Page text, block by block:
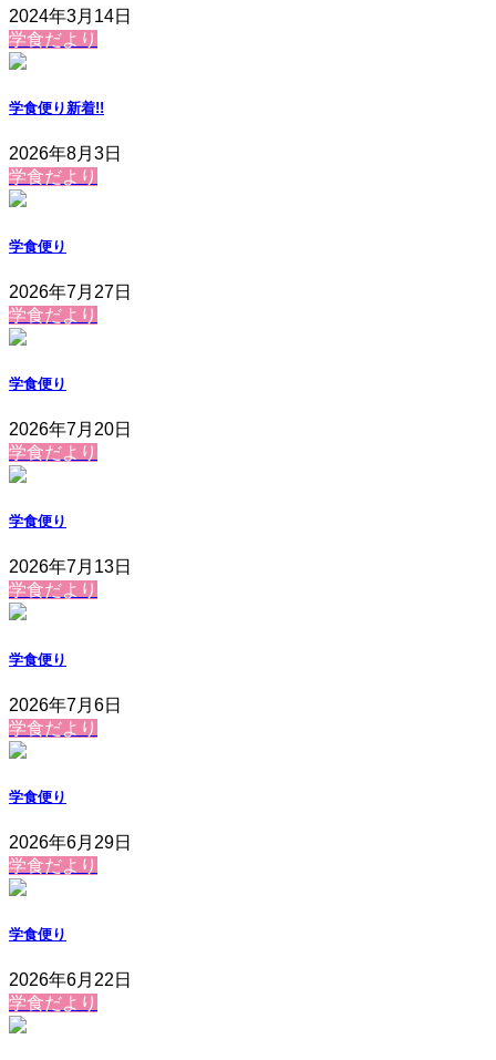
2024年3月14日
学食だより
学食便り新着!!
2026年8月3日
学食だより
学食便り
2026年7月27日
学食だより
学食便り
2026年7月20日
学食だより
学食便り
2026年7月13日
学食だより
学食便り
2026年7月6日
学食だより
学食便り
2026年6月29日
学食だより
学食便り
2026年6月22日
学食だより